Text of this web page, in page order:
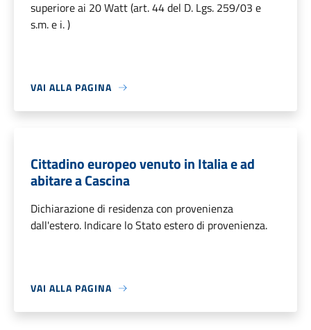
superiore ai 20 Watt (art. 44 del D. Lgs. 259/03 e
s.m. e i. )
VAI ALLA PAGINA
Cittadino europeo venuto in Italia e ad
abitare a Cascina
Dichiarazione di residenza con provenienza
dall'estero. Indicare lo Stato estero di provenienza.
VAI ALLA PAGINA